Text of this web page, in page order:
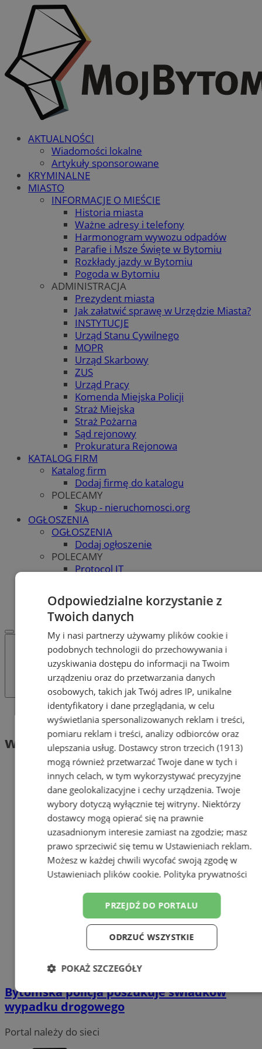
AKTUALNOŚCI
Wiadomości lokalne
Artykuły sponsorowane
KRYMINALNE
MIASTO
INFORMACJE O MIEŚCIE
Historia miasta
Ważne adresy i telefony
Harmonogram wywozu odpadów
Parafie i Msze Święte w Bytomiu
Rozkłady jazdy w Bytomiu
Pogoda w Bytomiu
ADMINISTRACJA
Prezydent miasta
Jak załatwić sprawę w Urzędzie Miasta?
INSTYTUCJE
Urząd Stanu Cywilnego
MOPR
Urząd Skarbowy
ZUS
Urząd Pracy
Komenda Miejska Policji
Straż Miejska
Straż Pożarna
Sąd rejonowy
Prokuratura Rejonowa
KATALOG FIRM
Katalog firm
Dodaj firmę do katalogu
POLECAMY
Skup - nieruchomosci.org
OGŁOSZENIA
OGŁOSZENIA
Dodaj ogłoszenie
POLECAMY
Protocol IT
REKLAMA
WSPÓŁPRACA
Tag: wypadek bytom
wypadek bytom (1)
Bytomska policja poszukuje świadków
wypadku drogowego
Portal należy do sieci
Odpowiedzialne korzystanie z
Twoich danych
My i nasi partnerzy używamy plików cookie i
podobnych technologii do przechowywania i
uzyskiwania dostępu do informacji na Twoim
urządzeniu oraz do przetwarzania danych
osobowych, takich jak Twój adres IP, unikalne
identyfikatory i dane przeglądania, w celu
wyświetlania spersonalizowanych reklam i treści,
pomiaru reklam i treści, analizy odbiorców oraz
ulepszania usług. Dostawcy stron trzecich (1913)
mogą również przetwarzać Twoje dane w tych i
innych celach, w tym wykorzystywać precyzyjne
dane geolokalizacyjne i cechy urządzenia. Twoje
wybory dotyczą wyłącznie tej witryny. Niektórzy
dostawcy mogą opierać się na prawnie
uzasadnionym interesie zamiast na zgodzie; masz
prawo sprzeciwić się temu w Ustawieniach reklam.
Możesz w każdej chwili wycofać swoją zgodę w
Ustawieniach plików cookie. Polityka prywatności
PRZEJDŹ DO PORTALU
ODRZUĆ WSZYSTKIE
POKAŻ SZCZEGÓŁY
Niezbędne Wydajność Targetowanie
Funkcjonalność